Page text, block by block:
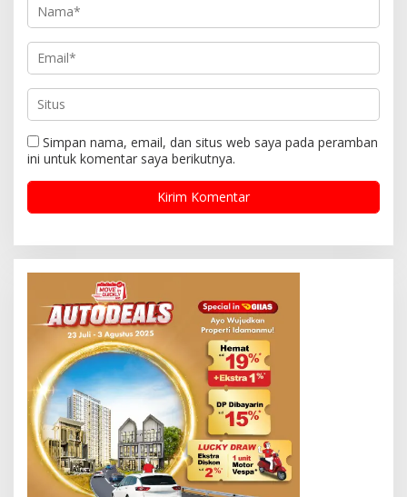
Simpan nama, email, dan situs web saya pada peramban
ini untuk komentar saya berikutnya.